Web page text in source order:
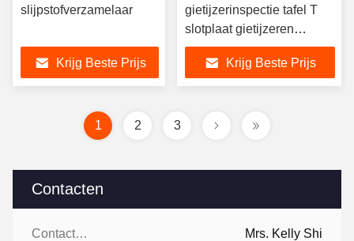
Contacten
Contacten: Mrs. Kelly Shi
slijpstofverzamelaar
Krijg Beste Prijs
gietijzerinspectie tafel T
slotplaat gietijzeren
platform
Krijg Beste Prijs
1 2 3